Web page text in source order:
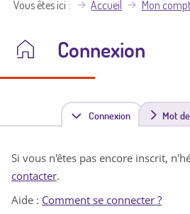
Vous êtes ici Accueil Mon
Connexion
Connexion(
n
Mot
Si vous n'êtes pas encore inscrit,
contacter.
Aide : Comment se connecter ?